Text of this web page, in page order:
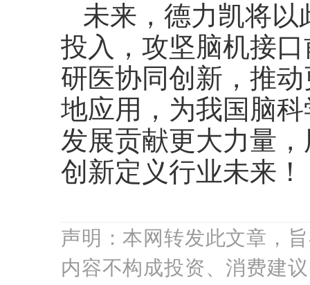
未来，德力凯将
投入，攻坚脑机接
研医协同创新，推
地应用，为我国脑
发展贡献更大力量
创新定义行业未来！
声明：本网转发此文章，
内容不构成投资、消费建